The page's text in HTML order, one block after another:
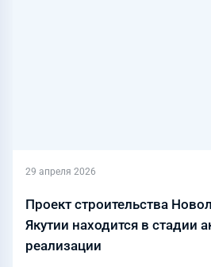
29 апреля 2026
Проект строительства
Якутии находится в стадии
реализации